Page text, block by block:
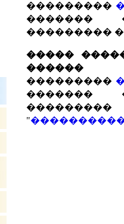
���������
�������
���������
�����
������
���������
�������
"